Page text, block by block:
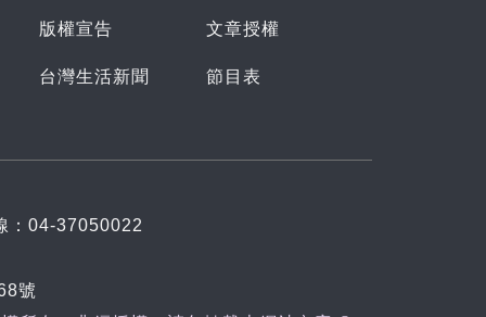
版權宣告 文章授權
台灣生活新聞 節目表
：04-37050022
號